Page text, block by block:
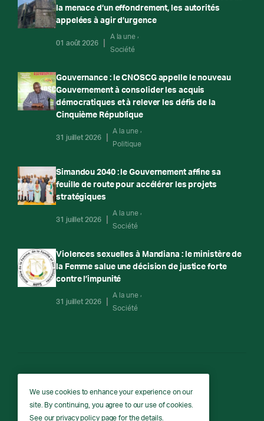
la menace d’un effondrement, les autorités
appelées à agir d’urgence
01 août 2026
A la une
Société
Gouvernance : le CNOSCG appelle le nouveau
Gouvernement à consolider les acquis
démocratiques et à relever les défis de la
Cinquième République
31 juillet 2026
A la une
Politique
Simandou 2040 : le Gouvernement affine sa
feuille de route pour accélérer les projets
stratégiques
31 juillet 2026
A la une
Société
Violences sexuelles à Mandiana : le ministère de
la Femme salue une décision de justice forte
contre l’impunité
31 juillet 2026
A la une
Société
RTG
RTG © Copyright 2026 - All rights reserved.
We use cookies to enhance your experience on our
site. By continuing, you agree to our use of cookies.
See ourprivacy policypage for the details.